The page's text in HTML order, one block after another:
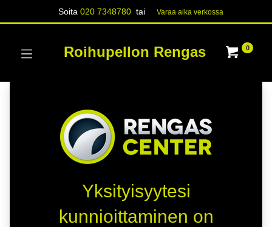
Soita020 7348780 tai Varaa aika verk​​​​ossa
Roihupellon Rengas 0
Yksityisyytesi
kunnioittaminen on